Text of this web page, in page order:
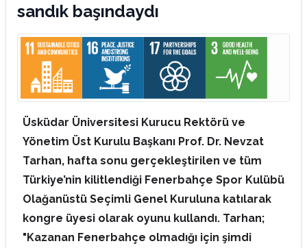
sandık başındaydı
Üsküdar Üniversitesi Kurucu Rektörü ve
Yönetim Üst Kurulu Başkanı Prof. Dr. Nevzat
Tarhan, hafta sonu gerçekleştirilen ve tüm
Türkiye’nin kilitlendiği Fenerbahçe Spor Kulübü
Olağanüstü Seçimli Genel Kuruluna katılarak
kongre üyesi olarak oyunu kullandı. Tarhan;
"Kazanan Fenerbahçe olmadığı için şimdi